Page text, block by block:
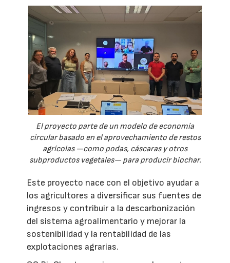
El proyecto parte de un modelo de economía
circular basado en el aprovechamiento de restos
agrícolas —como podas, cáscaras y otros
subproductos vegetales— para producir biochar.
Este proyecto nace con el objetivo ayudar a
los agricultores a diversificar sus fuentes de
ingresos y contribuir a la descarbonización
del sistema agroalimentario y mejorar la
sostenibilidad y la rentabilidad de las
explotaciones agrarias.